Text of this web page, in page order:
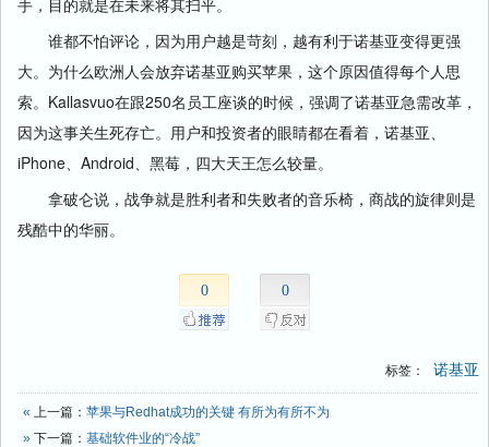
手，目的就是在未来将其扫平。
谁都不怕评论，因为用户越是苛刻，越有利于诺基亚变得更强
大。为什么欧洲人会放弃诺基亚购买苹果，这个原因值得每个人思
索。Kallasvuo在跟250名员工座谈的时候，强调了诺基亚急需改革，
因为这事关生死存亡。用户和投资者的眼睛都在看着，诺基亚、
iPhone、Android、黑莓，四大天王怎么较量。
拿破仑说，战争就是胜利者和失败者的音乐椅，商战的旋律则是
残酷中的华丽。
0 0
标签： 诺基亚
« 上一篇： 苹果与Redhat成功的关键 有所为有所不为
» 下一篇： 基础软件业的“冷战”